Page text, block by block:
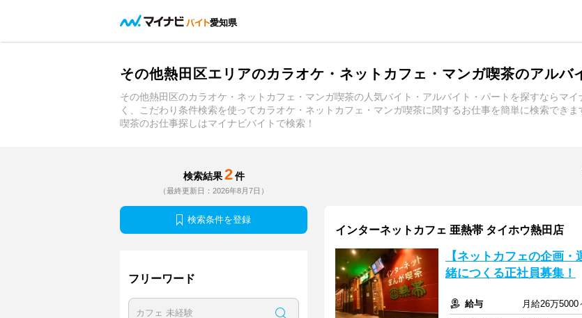
愛知県
その他熱田区エリアのカラオケ・ネットカフェ・マンガ喫茶のアルバ
その他熱田区のカラオケ・ネットカフェ・マンガ喫茶の人気バイト・アルバイト・パートを探すならマ
く、こだわり条件検索を使ってカラオケ・ネットカフェ・マンガ喫茶に関するお仕事を簡単に検索でき
喫茶のお仕事探しはマイナビバイトで検索！
検索結果 2 件
（最終更新日：2026年8月7日）
検索条件を登録
フリーワード
インターネットカフェ 亜熱帯 タイホウ熱田店
【ネットカフェの企画
緒につくる正社員募集！
給与
月給26万